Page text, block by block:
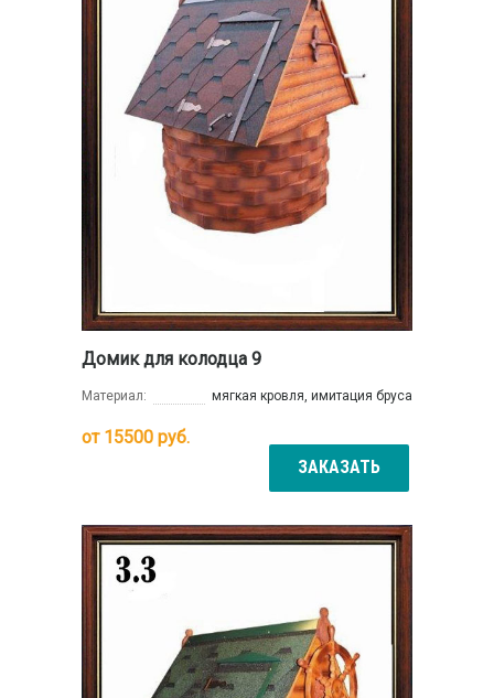
Домик для колодца 9
Материал: мягкая кровля, имитация бруса
от 15500 руб.
ЗАКАЗАТЬ